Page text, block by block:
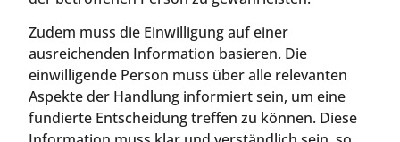
Zudem muss die Einwilligung auf einer
ausreichenden Information basieren. Die
einwilligende Person muss über alle relevanten
Aspekte der Handlung informiert sein, um eine
fundierte Entscheidung treffen zu können. Diese